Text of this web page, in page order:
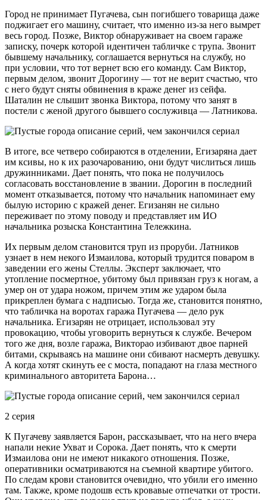
Город не принимает Пугачева, сын погибшего товарища даже
поджигает его машину, считает, что именно из-за него вымрет
весь город. Позже, Виктор обнаруживает на своем гараже
записку, почерк которой идентичен табличке с трупа. Звонит
бывшему начальнику, соглашается вернуться на службу, но
при условии, что тот вернет всю его команду. Сам Виктор,
первым делом, звонит Дорогину — тот не верит счастью, что
с него будут сняты обвинения в краже денег из сейфа.
Шаталин не слышит звонка Виктора, потому что занят в
постели с женой другого бывшего сослуживца — Латникова.
В итоге, все четверо собираются в отделении, Егизаряна дает
им ксивы, но к их разочарованию, они будут числиться лишь
дружинниками. Дает понять, что пока не получилось
согласовать восстановление в звании. Дорогин в последний
момент отказывается, потому что начальник напоминает ему
былую историю с кражей денег. Егизанян не сильно
переживает по этому поводу и представляет им ИО
начальника розыска Константина Тележкина.
Их первым делом становится труп из проруби. Латников
узнает в нем некого Измаилова, который трудится поваром в
заведении его жены Стеллы. Эксперт заключает, что
утопление посмертное, убитому был привязан груз к ногам, а
умер он от удара ножом, причем этим же ударом была
прикреплен бумага с надписью. Тогда же, становится понятно,
что табличка на воротах гаража Пугачева — дело рук
начальника. Егизарян не отрицает, использовал эту
провокацию, чтобы уговорить вернуться к службе. Вечером
того же дня, возле гаража, Викторао избивают двое парней
битами, скрываясь на машине они сбивают насмерть девушку.
А когда хотят скинуть ее с моста, попадают на глаза местного
криминального авторитета Барона…
2 серия
К Пугачеву заявляется Барон, рассказывает, что на него вчера
напали некие Ухват и Сорока. Дает понять, что к смерти
Измаилова они не имеют никакого отношения. Позже,
оперативники осматриваются на съемной квартире убитого.
По следам крови становится очевидно, что убили его именно
там. Также, кроме подошв есть кровавые отпечатки от трости.